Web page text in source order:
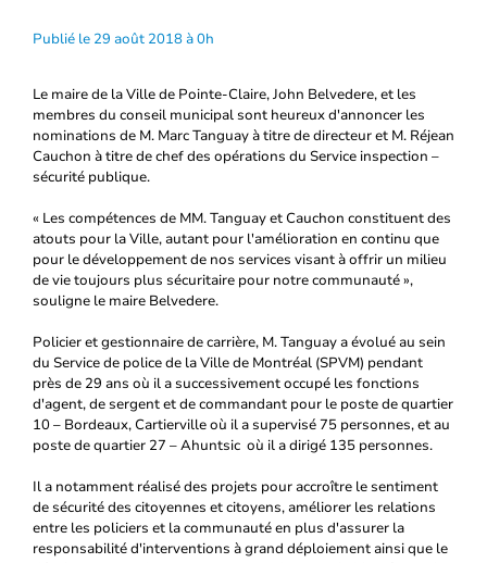
Publié le 29 août 2018 à 0h
Le maire de la Ville de Pointe-Claire, John Belvedere, et les
membres du conseil municipal sont heureux d'annoncer les
nominations de M. Marc Tanguay à titre de directeur et M. Réjean
Cauchon à titre de chef des opérations du Service inspection –
sécurité publique.
« Les compétences de MM. Tanguay et Cauchon constituent des
atouts pour la Ville, autant pour l'amélioration en continu que
pour le développement de nos services visant à offrir un milieu
de vie toujours plus sécuritaire pour notre communauté »,
souligne le maire Belvedere.
Policier et gestionnaire de carrière, M. Tanguay a évolué au sein
du Service de police de la Ville de Montréal (SPVM) pendant
près de 29 ans où il a successivement occupé les fonctions
d'agent, de sergent et de commandant pour le poste de quartier
10 – Bordeaux, Cartierville où il a supervisé 75 personnes, et au
poste de quartier 27 – Ahuntsic où il a dirigé 135 personnes.
Il a notamment réalisé des projets pour accroître le sentiment
de sécurité des citoyennes et citoyens, améliorer les relations
entre les policiers et la communauté en plus d'assurer la
responsabilité d'interventions à grand déploiement ainsi que le